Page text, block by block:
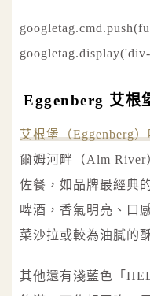
Eggenberg 艾根
艾根堡（Eggenberg
爾姆河畔（Alm River
佐餐，如品牌最經典
啤酒，香氣明亮、口
菜沙拉或較為油膩的
其他還有淺藍色「